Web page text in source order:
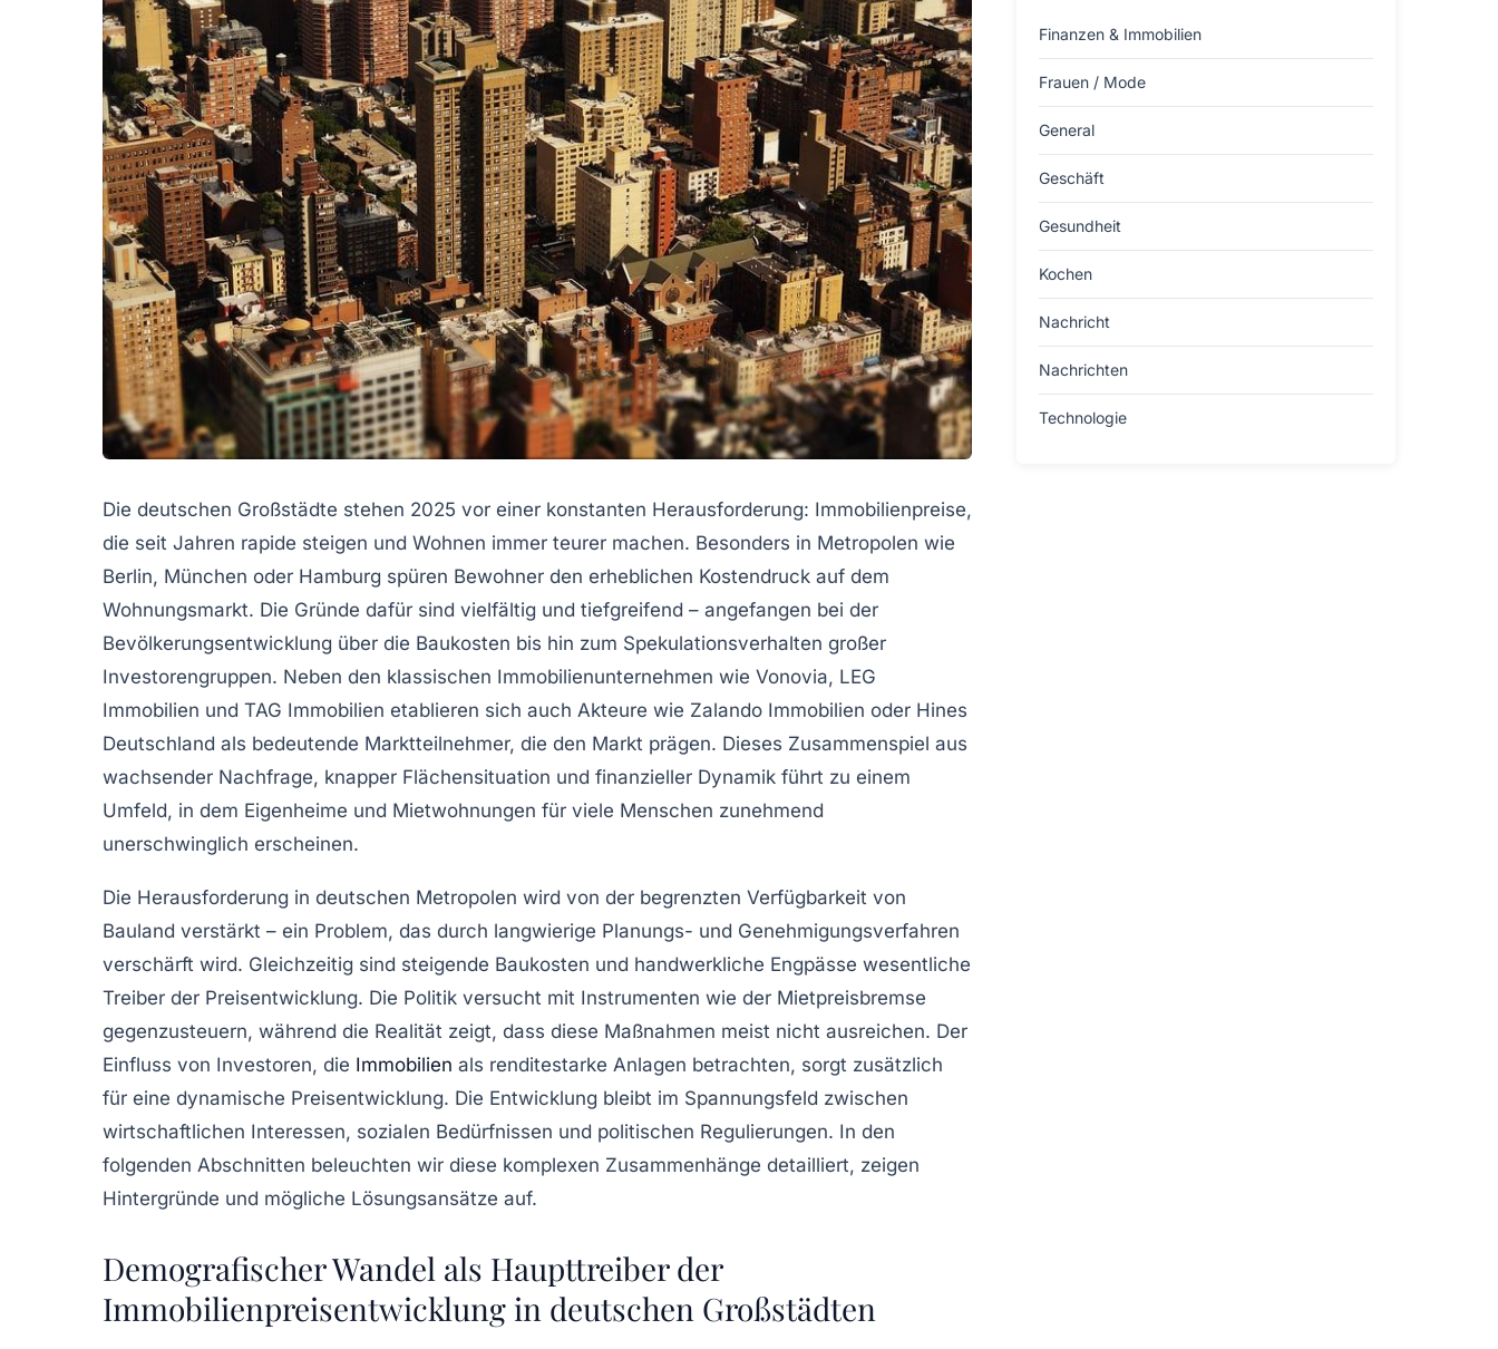
Die deutschen Großstädte stehen 2025 vor einer konstanten Herausforderung: Immobilienpreise,
die seit Jahren rapide steigen und Wohnen immer teurer machen. Besonders in Metropolen wie
Berlin, München oder Hamburg spüren Bewohner den erheblichen Kostendruck auf dem
Wohnungsmarkt. Die Gründe dafür sind vielfältig und tiefgreifend – angefangen bei der
Bevölkerungsentwicklung über die Baukosten bis hin zum Spekulationsverhalten großer
Investorengruppen. Neben den klassischen Immobilienunternehmen wie Vonovia, LEG
Immobilien und TAG Immobilien etablieren sich auch Akteure wie Zalando Immobilien oder Hines
Deutschland als bedeutende Marktteilnehmer, die den Markt prägen. Dieses Zusammenspiel aus
wachsender Nachfrage, knapper Flächensituation und finanzieller Dynamik führt zu einem
Umfeld, in dem Eigenheime und Mietwohnungen für viele Menschen zunehmend
unerschwinglich erscheinen.
Die Herausforderung in deutschen Metropolen wird von der begrenzten Verfügbarkeit von
Bauland verstärkt – ein Problem, das durch langwierige Planungs- und Genehmigungsverfahren
verschärft wird. Gleichzeitig sind steigende Baukosten und handwerkliche Engpässe wesentliche
Treiber der Preisentwicklung. Die Politik versucht mit Instrumenten wie der Mietpreisbremse
gegenzusteuern, während die Realität zeigt, dass diese Maßnahmen meist nicht ausreichen. Der
Einfluss von Investoren, die Immobilien als renditestarke Anlagen betrachten, sorgt zusätzlich
für eine dynamische Preisentwicklung. Die Entwicklung bleibt im Spannungsfeld zwischen
wirtschaftlichen Interessen, sozialen Bedürfnissen und politischen Regulierungen. In den
folgenden Abschnitten beleuchten wir diese komplexen Zusammenhänge detailliert, zeigen
Hintergründe und mögliche Lösungsansätze auf.
Demografischer Wandel als Haupttreiber der
Immobilienpreisentwicklung in deutschen Großstädten
Finanzen & Immobilien
Frauen / Mode
General
Geschäft
Gesundheit
Kochen
Nachricht
Nachrichten
Technologie